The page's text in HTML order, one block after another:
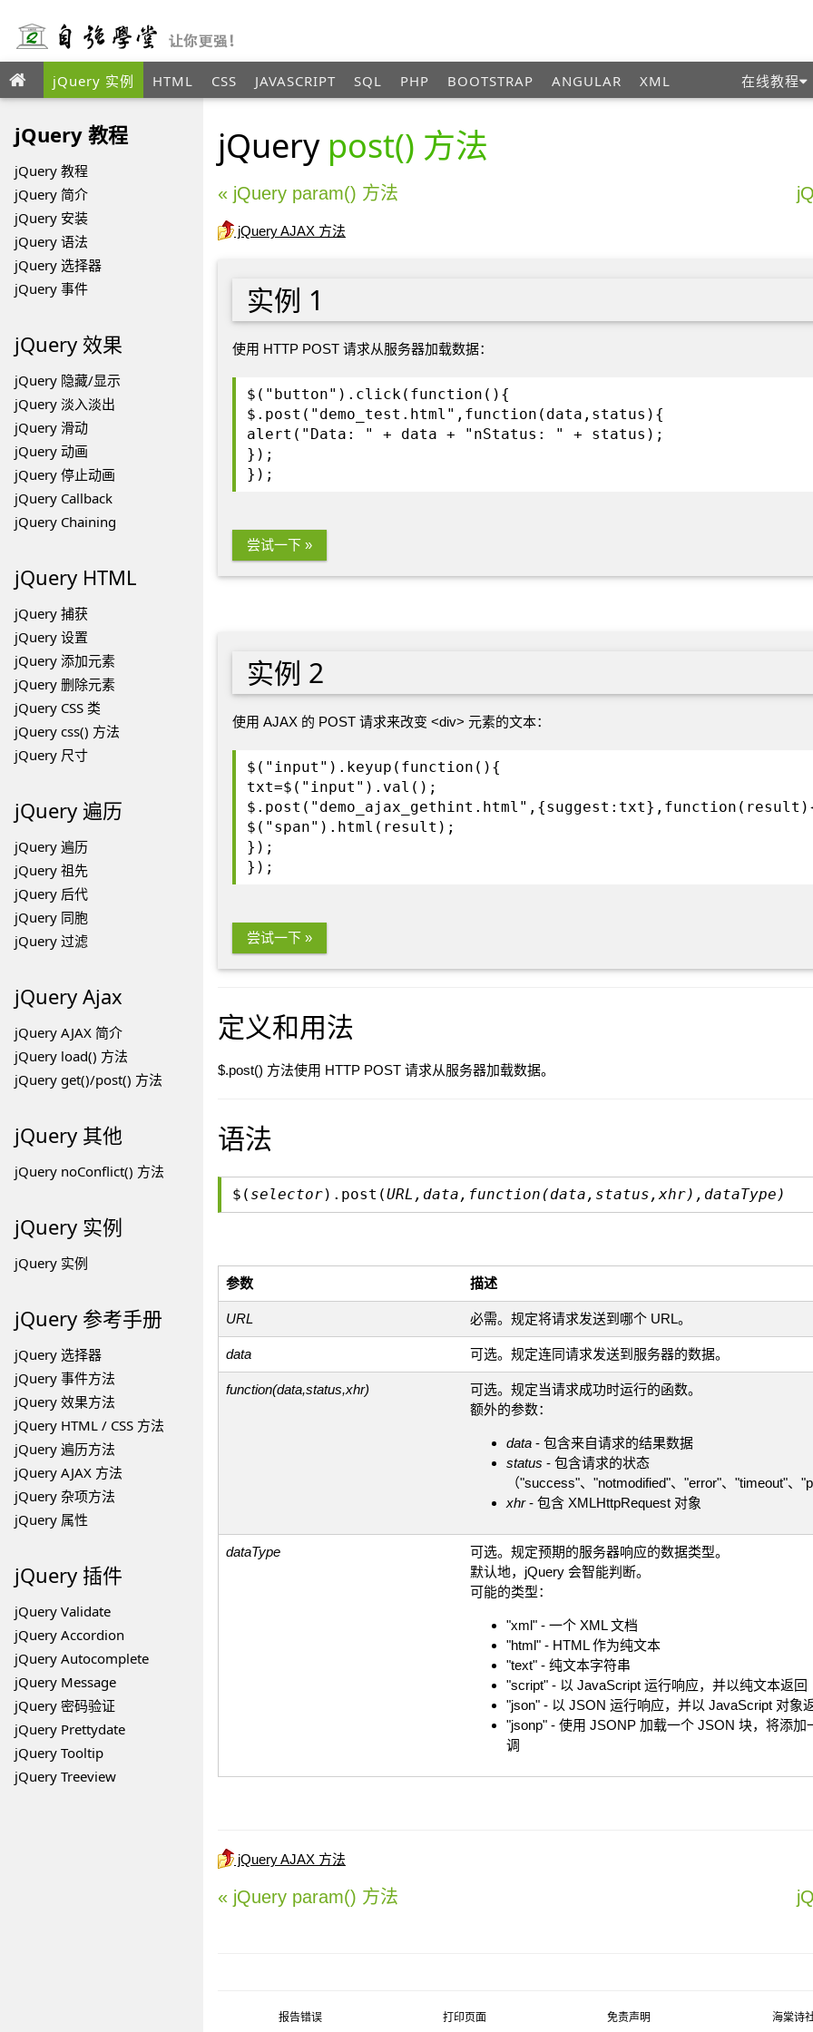
jQuery 实例 HTML CSS JAVASCRIPT SQL PHP BOOTSTRAP ANGULAR XML 在线教程
jQuery 教程
jQuery 教程
jQuery 简介
jQuery 安装
jQuery 语法
jQuery 选择器
jQuery 事件
jQuery 效果
jQuery 隐藏/显示
jQuery 淡入淡出
jQuery 滑动
jQuery 动画
jQuery 停止动画
jQuery Callback
jQuery Chaining
jQuery HTML
jQuery 捕获
jQuery 设置
jQuery 添加元素
jQuery 删除元素
jQuery CSS 类
jQuery css() 方法
jQuery 尺寸
jQuery 遍历
jQuery 遍历
jQuery 祖先
jQuery 后代
jQuery 同胞
jQuery 过滤
jQuery Ajax
jQuery AJAX 简介
jQuery load() 方法
jQuery get()/post() 方法
jQuery 其他
jQuery noConflict() 方法
jQuery 实例
jQuery 实例
jQuery 参考手册
jQuery 选择器
jQuery 事件方法
jQuery 效果方法
jQuery HTML / CSS 方法
jQuery 遍历方法
jQuery AJAX 方法
jQuery 杂项方法
jQuery 属性
jQuery 插件
jQuery Validate
jQuery Accordion
jQuery Autocomplete
jQuery Message
jQuery 密码验证
jQuery Prettydate
jQuery Tooltip
jQuery Treeview
jQuery post() 方法
« jQuery param() 方法
jQuery AJAX 方法
实例 1
使用 HTTP POST 请求从服务器加载数据：
$("button").click(function(){
$.post("demo_test.html",function(data,status){
alert("Data: " + data + "nStatus: " + status);
});
});
尝试一下 »
实例 2
使用 AJAX 的 POST 请求来改变 <div> 元素的文本：
$("input").keyup(function(){
txt=$("input").val();
$("span").html(result);
});
});
尝试一下 »
定义和用法
$.post() 方法使用 HTTP POST 请求从服务器加载数据。
语法
$( selector).post(URL,data,function(data,status,xhr),dataType)
参数 描述
URL 必需。规定将请求发送到哪个 URL。
data 可选。规定连同请求发送到服务器的数据。
function(data,status,xhr)
可选。规定当请求成功时运行的函数。
额外的参数：
data- 包含来自请求的结果数据
status - 包含请求的状态
（"success"、"notmodified"、"error"、"timeout"、
xhr- 包含 XMLHttpRequest 对象
dataType
可选。规定预期的服务器响应的数据类型。
默认地，jQuery 会智能判断。
可能的类型：
"xml" - 一个 XML 文档
"html" - HTML 作为纯文本
"text" - 纯文本字符串
"script" - 以 JavaScript 运行响应，并以纯文本返回
"json" - 以 JSON 运行响应，并以 JavaScript 对象
"jsonp" - 使用 JSONP 加载一个 JSON 块，将添加
调
jQuery AJAX 方法
« jQuery param() 方法
报告错误 打印页面 免责声明 海棠诗